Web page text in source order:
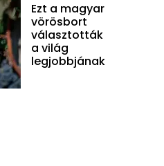
Ezt a magyar
vörösbort
választották
a világ
legjobbjának